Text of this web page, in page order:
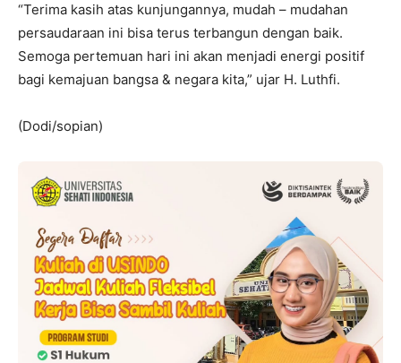
“Terima kasih atas kunjungannya, mudah – mudahan
persaudaraan ini bisa terus terbangun dengan baik.
Semoga pertemuan hari ini akan menjadi energi positif
bagi kemajuan bangsa & negara kita,” ujar H. Luthfi.
(Dodi/sopian)